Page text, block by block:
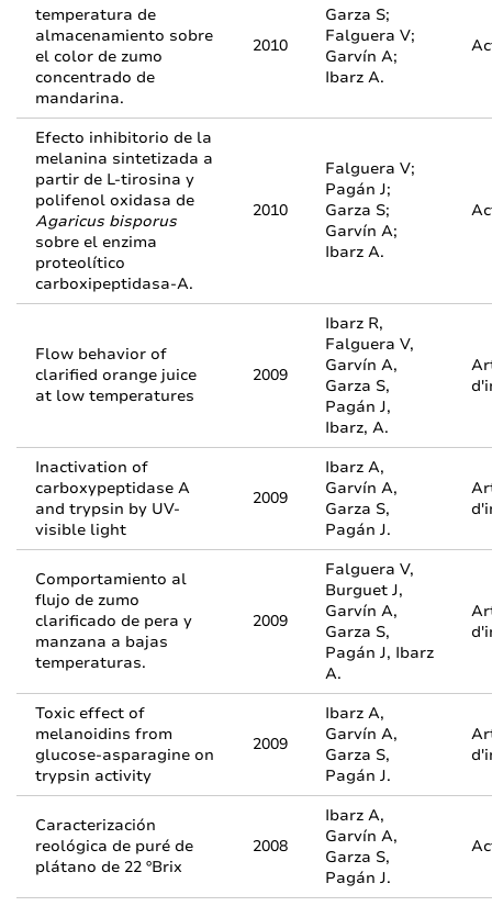
temperatura de
almacenamiento sobre
el color de zumo
concentrado de
mandarina.
2010
Garza S;
Falguera V;
Garvín A;
Ibarz A.
Efecto inhibitorio de la
melanina sintetizada a
partir de L‑tirosina y
polifenol oxidasa de
Agaricus bisporus
sobre el enzima
proteolítico
carboxipeptidasa-A.
2010
Falguera V;
Pagán J;
Garza S;
Garvín A;
Ibarz A.
Flow behavior of
clarified orange juice
at low temperatures
2009
Ibarz R,
Falguera V,
Garvín A,
Garza S,
Pagán J,
Ibarz, A.
Inactivation of
carboxypeptidase A
and trypsin by UV-
visible light
2009
Ibarz A,
Garvín A,
Garza S,
Pagán J.
Comportamiento al
flujo de zumo
clarificado de pera y
manzana a bajas
temperaturas.
2009
Falguera V,
Burguet J,
Garvín A,
Garza S,
Pagán J, Ibarz
A.
Toxic effect of
melanoidins from
glucose-asparagine on
trypsin activity
2009
Ibarz A,
Garvín A,
Garza S,
Pagán J.
Caracterización
reológica de puré de
plátano de 22 ºBrix
2008
Ibarz A,
Garvín A,
Garza S,
Pagán J.